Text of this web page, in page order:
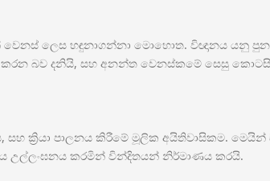
වෙනස් ලෙස හඳුනාගන්නා මොහොත. විඥානය යනු
කරන බව දනියි, සහ අනන්ත වෙනස්කමේ සෙසු
ක්‍රියා පාලනය කිරීමේ මූලික අයිතිවාසිකම.
උල්ලංඝනය කරමින් වින්දිතයන් නිර්මාණය කරයි.